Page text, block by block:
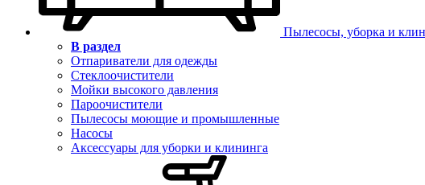
Пылесосы, уборка и
В раздел
Отпариватели для одежды
Стеклоочистители
Мойки высокого давления
Пароочистители
Пылесосы моющие и промышленные
Насосы
Аксессуары для уборки и клининга